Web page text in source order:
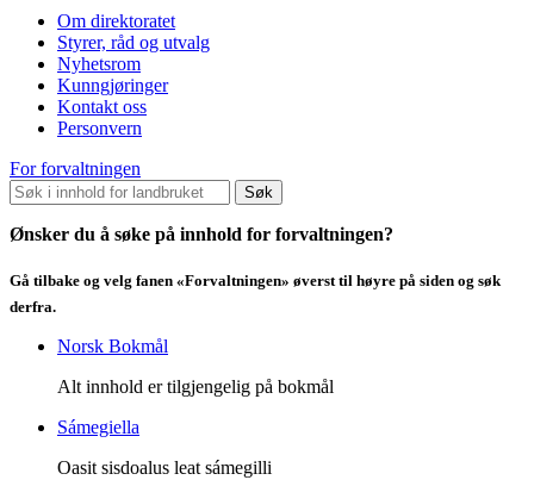
Om direktoratet
Styrer, råd og utvalg
Nyhetsrom
Kunngjøringer
Kontakt oss
Personvern
For forvaltningen
Søk
Ønsker du å søke på innhold for forvaltningen?
Gå tilbake og velg fanen «Forvaltningen» øverst til høyre på siden og søk
derfra.
Norsk Bokmål
Alt innhold er tilgjengelig på bokmål
Sámegiella
Oasit sisdoalus leat sámegilli